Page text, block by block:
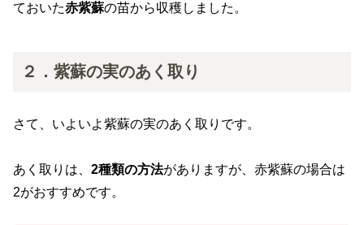
ておいた赤紫蘇の苗から収穫しました。
２．紫蘇の実のあく取り
さて、いよいよ紫蘇の実のあく取りです。
あく取りは、 2種類の方法がありますが、赤紫蘇の場合は
2がおすすめです。